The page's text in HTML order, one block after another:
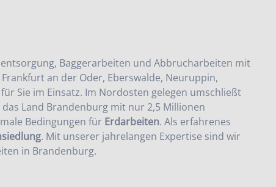
, Baggerarbeiten und Abbrucharbeiten mit
an der Oder, Eberswalde, Neuruppin,
Sie im Einsatz. Im Nordosten gelegen umschließt
Land Brandenburg mit nur 2,5 Millionen
Bedingungen für Erdarbeiten. Als erfahrenes
. Mit unserer jahrelangen Expertise sind wir
in Brandenburg.